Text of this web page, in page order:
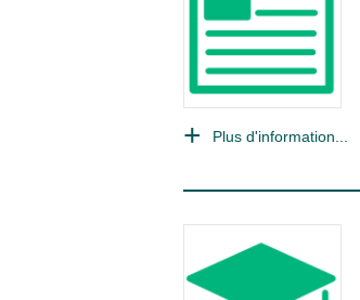
Plus d'information...